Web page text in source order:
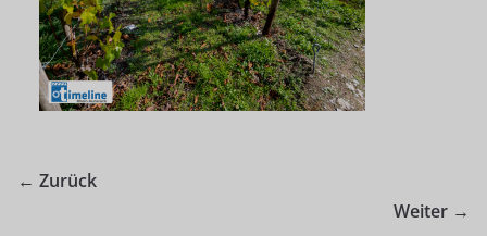
← Zurück
Weiter →